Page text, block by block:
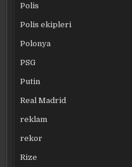
Polis
Polis ekipleri
Polonya
PSG
Putin
Real Madrid
reklam
rekor
Rize